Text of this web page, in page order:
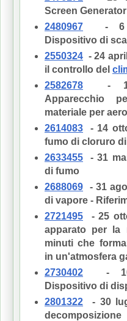
Screen Generator
2480967 - 6
Dispositivo di
2550324 - 24
il controllo del
2582678 - 15
Apparecchio
materiale per
2614083 - 14
fumo di cloruro
2633455 - 31
di fumo
2688069 - 31
di vapore -
2721495 - 25
apparato per la
minuti che
in un'atmosfera
2730402 - 10
Dispositivo di
2801322 - 30